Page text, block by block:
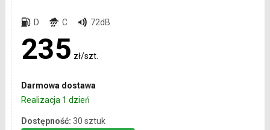
D C 72dB
235 zł/szt.
Darmowa dostawa
Realizacja 1 dzień
Dostępność: 30 sztuk